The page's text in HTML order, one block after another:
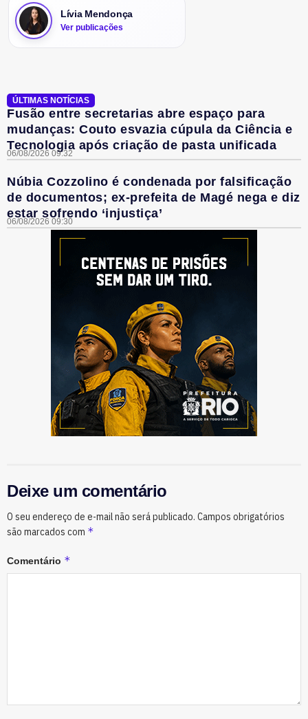
Lívia Mendonça
Ver publicações
ÚLTIMAS NOTÍCIAS
Fusão entre secretarias abre espaço para
mudanças: Couto esvazia cúpula da Ciência e
Tecnologia após criação de pasta unificada
06/08/2026 09:32
Núbia Cozzolino é condenada por falsificação
de documentos; ex-prefeita de Magé nega e diz
estar sofrendo ‘injustiça’
06/08/2026 09:30
Deixe um comentário
O seu endereço de e-mail não será publicado. Campos obrigatórios
são marcados com *
Comentário *